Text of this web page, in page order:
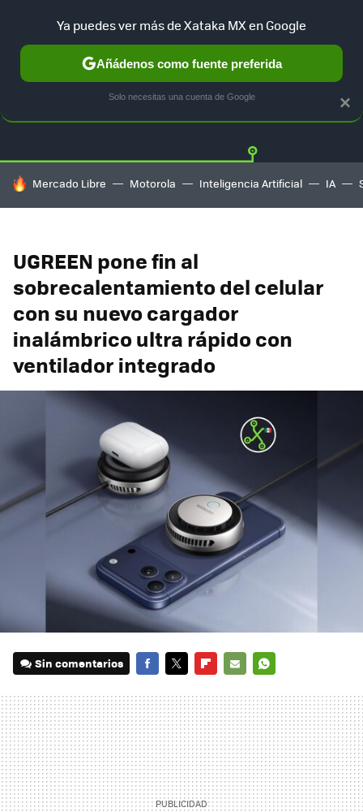
GUÍA DE COMPRAS MERCADO LIBRE
HOY SE HABLA DE
Mercado Libre Motorola Inteligencia Artificial IA
UGREEN pone fin al
sobrecalentamiento del celular
con su nuevo cargador
inalámbrico ultra rápido con
ventilador integrado
Sin comentarios
MAIL
×
Ya puedes ver más de Xataka MX en Google
Añádenos como fuente preferida
Solo necesitas una cuenta de Google